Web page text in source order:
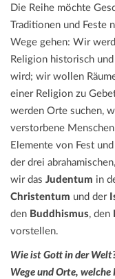
Die Reihe möchte
Traditionen und Feste
Wege gehen: Wir
Religion historisch
wird; wir wollen
einer Religion zu
werden Orte suchen,
verstorbene
Elemente von Fest
der drei
wir das Judentum in
Christentum und der
den Buddhismus, den
vorstellen.
Wie ist Gott in der
Wege und Orte,